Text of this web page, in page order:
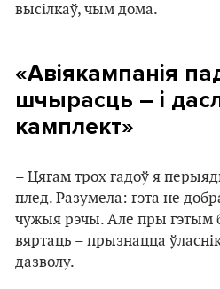
высілкаў, чым дома.
«Авіякампанія
шчырасць – і
камплект»
– Цягам трох гадоў я
плед. Разумела: гэта не
чужыя рэчы. Але пры гэтым
вяртаць – прызнацца
дазволу.